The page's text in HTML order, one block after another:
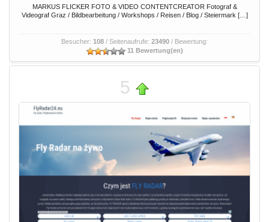
MARKUS FLICKER FOTO & VIDEO CONTENTCREATOR Fotograf &
Videograf Graz / Bildbearbeitung / Workshops / Reisen / Blog / Steiermark […]
Besucher: 108 / Seitenaufrufe: 23490 / Bewertung:
11 Bewertung(en)
5